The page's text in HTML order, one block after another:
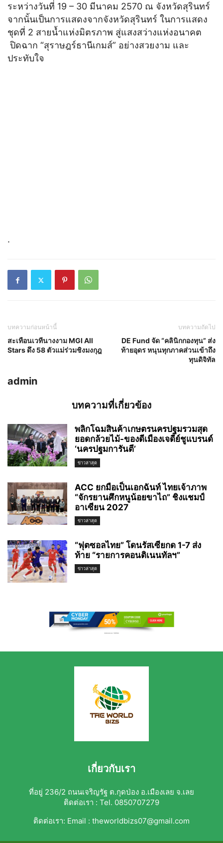
ระหว่างวันที่ 19 – 30 มีนาคม 2570 ณ จังหวัดสุรินทร์
จากนั้นเป็นการแสดงจากจังหวัดสุรินทร์ ในการแสดง
ชุดที่ 2 สายน้ำแห่งมิตรภาพ สู่แสงสว่างแห่งอนาคต
ปิดฉาก “สุราษฎร์ธานีเกมส์” อย่างสวยงาม และ
ประทับใจ
.
บทความก่อนหน้านี้
สะเทือนเวทีนางงาม MGI All
Stars ดึง 58 ตัวแม่ร่วมชิงมงกุฎ
บทความถัดไป
DE Fund จัด “คลินิกกองทุน” ส่ง
ท้ายอุดร หนุนทุกภาคส่วนเข้าถึง
ทุนดิจิทัล
admin
บทความที่เกี่ยวข้อง
พลิกโฉมสินค้าเกษตรนครปฐมรวมสุด
ยอดกล้วยไม้-ของดีเมืองเจดีย์ชูแบรนด์
‘นครปฐมการันตี’
ข่าวล่าสุด
ACC ยกมือเป็นเอกฉันท์ ไทยเจ้าภาพ
“จักรยานศึกหนูน้อยขาไถ” ชิงแชมป์
อาเซียน 2027
ข่าวล่าสุด
“ฟุตซอลไทย” โดนรัสเซียกด 1-7 ส่ง
ท้าย “รายการคอนติเนนทัลฯ”
ข่าวล่าสุด
เกี่ยวกับเรา
ที่อยู่ 236/2 ถนนเจริญรัฐ ต.กุดป่อง อ.เมืองเลย จ.เลย
ติดต่อเรา : Tel. 0850707279
ติดต่อเรา: Email : theworldbizs07@gmail.com